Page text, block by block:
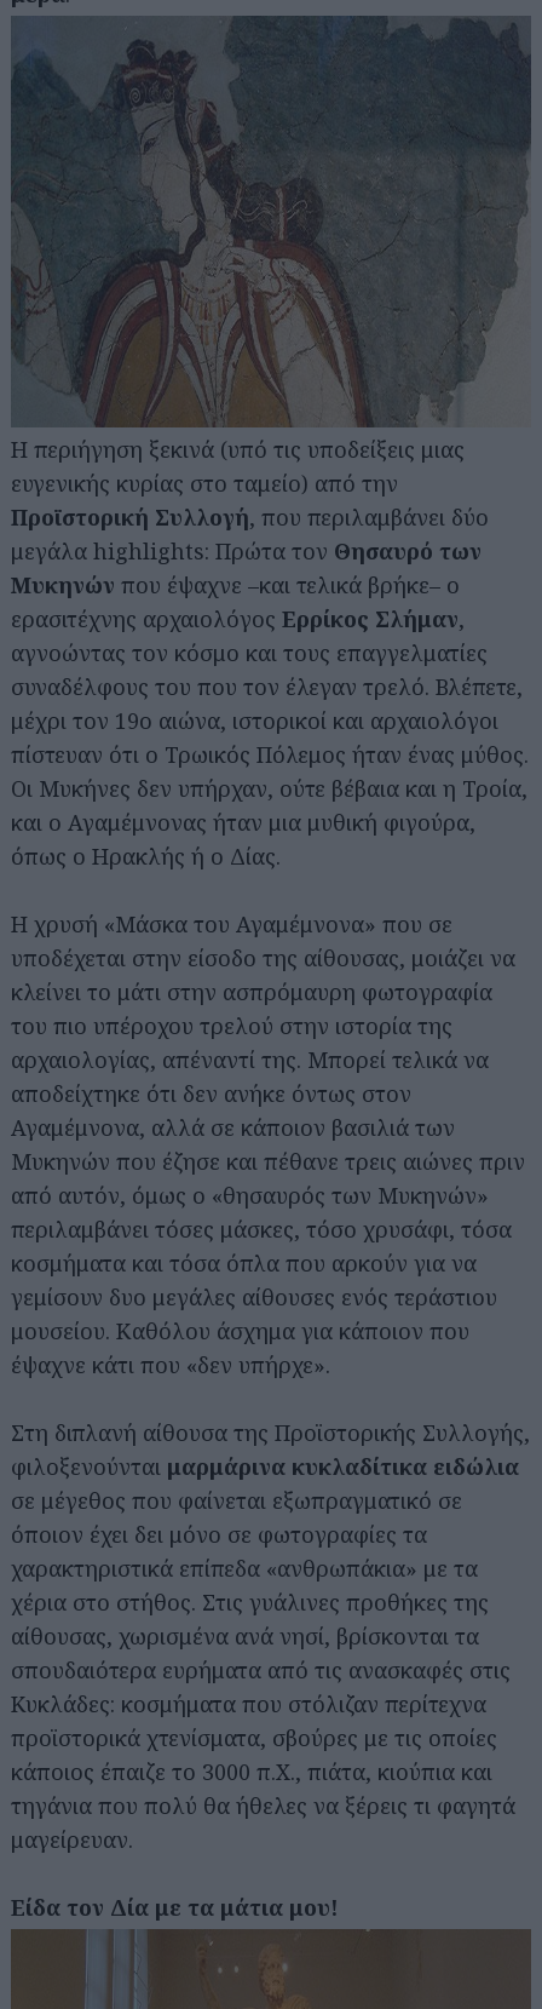
Η περιήγηση ξεκινά (υπό τις υποδείξεις μιας
ευγενικής κυρίας στο ταμείο) από την
Προϊστορική Συλλογή, που περιλαμβάνει δύο
μεγάλα highlights: Πρώτα τον Θησαυρό των
Μυκηνών που έψαχνε –και τελικά βρήκε– ο
ερασιτέχνης αρχαιολόγος Ερρίκος Σλήμαν,
αγνοώντας τον κόσμο και τους επαγγελματίες
συναδέλφους του που τον έλεγαν τρελό. Βλέπετε,
μέχρι τον 19ο αιώνα, ιστορικοί και αρχαιολόγοι
πίστευαν ότι ο Τρωικός Πόλεμος ήταν ένας μύθος.
Οι Μυκήνες δεν υπήρχαν, ούτε βέβαια και η Τροία,
και ο Αγαμέμνονας ήταν μια μυθική φιγούρα,
όπως ο Ηρακλής ή ο Δίας.
Η χρυσή «Μάσκα του Αγαμέμνονα» που σε
υποδέχεται στην είσοδο της αίθουσας, μοιάζει να
κλείνει το μάτι στην ασπρόμαυρη φωτογραφία
του πιο υπέροχου τρελού στην ιστορία της
αρχαιολογίας, απέναντί της. Μπορεί τελικά να
αποδείχτηκε ότι δεν ανήκε όντως στον
Αγαμέμνονα, αλλά σε κάποιον βασιλιά των
Μυκηνών που έζησε και πέθανε τρεις αιώνες πριν
από αυτόν, όμως ο «θησαυρός των Μυκηνών»
περιλαμβάνει τόσες μάσκες, τόσο χρυσάφι, τόσα
κοσμήματα και τόσα όπλα που αρκούν για να
γεμίσουν δυο μεγάλες αίθουσες ενός τεράστιου
μουσείου. Καθόλου άσχημα για κάποιον που
έψαχνε κάτι που «δεν υπήρχε».
Στη διπλανή αίθουσα της Προϊστορικής Συλλογής,
φιλοξενούνται μαρμάρινα κυκλαδίτικα ειδώλια
σε μέγεθος που φαίνεται εξωπραγματικό σε
όποιον έχει δει μόνο σε φωτογραφίες τα
χαρακτηριστικά επίπεδα «ανθρωπάκια» με τα
χέρια στο στήθος. Στις γυάλινες προθήκες της
αίθουσας, χωρισμένα ανά νησί, βρίσκονται τα
σπουδαιότερα ευρήματα από τις ανασκαφές στις
Κυκλάδες: κοσμήματα που στόλιζαν περίτεχνα
προϊστορικά χτενίσματα, σβούρες με τις οποίες
κάποιος έπαιζε το 3000 π.Χ., πιάτα, κιούπια και
τηγάνια που πολύ θα ήθελες να ξέρεις τι φαγητά
μαγείρευαν.
Είδα τον Δία με τα μάτια μου!